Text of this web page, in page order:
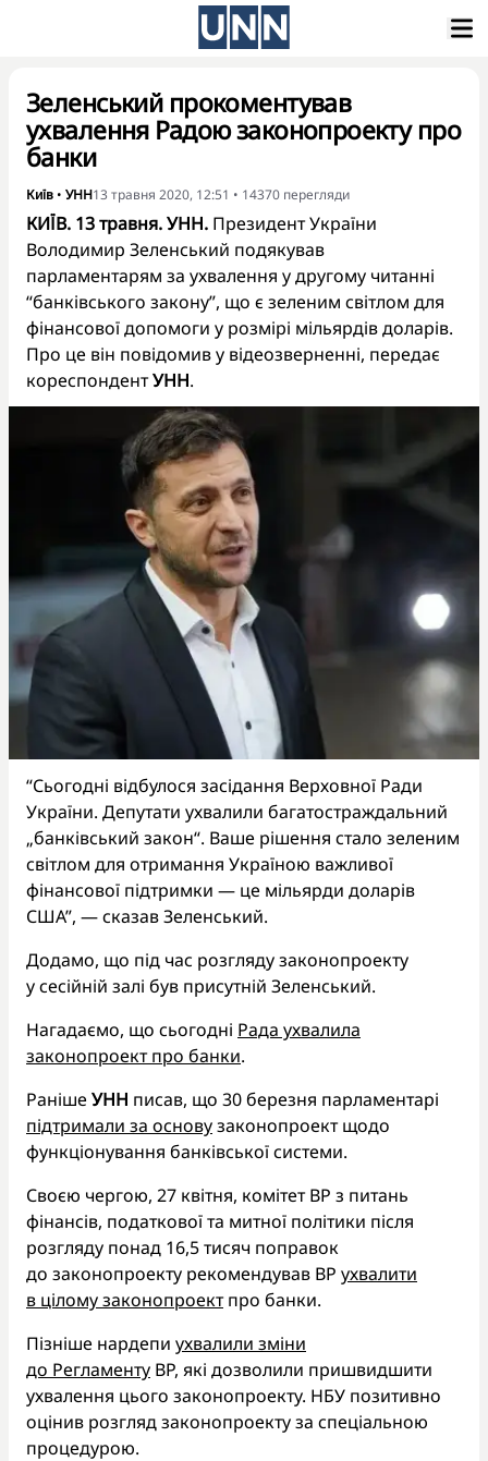
Зеленський прокоментував
ухвалення Радою законопроекту про
банки
Київ • УНН13 травня 2020, 12:51 • 14370 перегляди
КИЇВ. 13 травня. УНН. Президент України
Володимир Зеленський подякував
парламентарям за ухвалення у другому читанні
“банківського закону”, що є зеленим світлом для
фінансової допомоги у розмірі мільярдів доларів.
Про це він повідомив у відеозверненні, передає
кореспондентУНН.
“Сьогодні відбулося засідання Верховної Ради
України. Депутати ухвалили багатостраждальний
„банківський закон“. Ваше рішення стало зеленим
світлом для отримання Україною важливої
фінансової підтримки — це мільярди доларів
США”, — сказав Зеленський.
Додамо, що під час розгляду законопроекту
у сесійній залі був присутній Зеленський.
Нагадаємо, що сьогодні Рада ухвалила
законопроект про банки.
Раніше УНН писав, що 30 березня парламентарі
підтримали за основузаконопроект щодо
функціонування банківської системи.
Своєю чергою, 27 квітня, комітет ВР з питань
фінансів, податкової та митної політики після
розгляду понад 16,5 тисяч поправок
до законопроекту рекомендував ВР ухвалити
в цілому законопроектпро банки.
Пізніше нардепи ухвалили зміни
до Регламенту ВР, які дозволили пришвидшити
ухвалення цього законопроекту. НБУ позитивно
оцінив розгляд законопроекту за спеціальною
процедурою.